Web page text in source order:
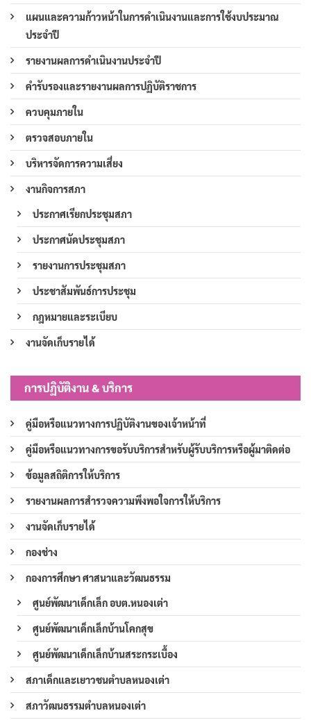
แผนและความก้าวหน้าในการดำเนินงานและการใช้งบประมาณ
ประจำปี
รายงานผลการดำเนินงานประจำปี
คำรับรองและรายงานผลการปฏิบัติราชการ
ควบคุมภายใน
ตรวจสอบภายใน
บริหารจัดการความเสี่ยง
งานกิจการสภา
ประกาศเรียกประชุมสภา
ประกาศนัดประชุมสภา
รายงานการประชุมสภา
ประชาสัมพันธ์การประชุม
กฎหมายและระเบียบ
งานจัดเก็บรายได้
การปฏิบัติงาน & บริการ
คู่มือหรือแนวทางการปฏิบัติงานของเจ้าหน้าที่
คู่มือหรือแนวทางการขอรับบริการสำหรับผู้รับบริการหรือผู้มาติดต่อ
ข้อมูลสถิติการให้บริการ
รายงานผลการสำรวจความพึงพอใจการให้บริการ
งานจัดเก็บรายได้
กองช่าง
กองการศึกษา ศาสนาและวัฒนธรรม
ศูนย์พัฒนาเด็กเล็ก อบต.หนองเต่า
ศูนย์พัฒนาเด็กเล็กบ้านโคกสุข
ศูนย์พัฒนาเด็กเล็กบ้านสระกระเบื้อง
สภาเด็กและเยาวชนตำบลหนองเต่า
สภาวัฒนธรรมตำบลหนองเต่า